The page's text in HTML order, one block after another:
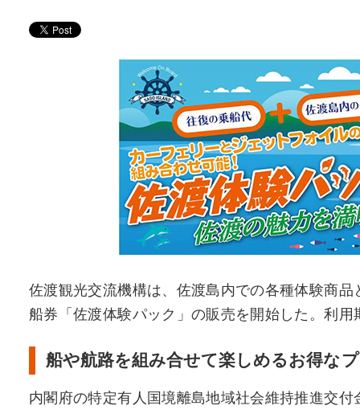
佐渡観光交流機構は、佐渡島内での各種体験商
船券「佐渡体験パック」の販売を開始した。利
船や航路を組み合せて楽しめるお得な
内閣府の特定有人国境離島地域社会維持推進交